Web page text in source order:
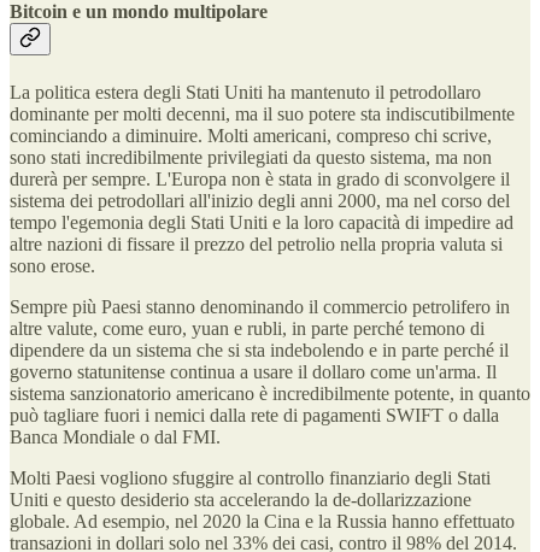
Bitcoin e un mondo multipolare
La politica estera degli Stati Uniti ha mantenuto il petrodollaro
dominante per molti decenni, ma il suo potere sta indiscutibilmente
cominciando a diminuire. Molti americani, compreso chi scrive,
sono stati incredibilmente privilegiati da questo sistema, ma non
durerà per sempre. L'Europa non è stata in grado di sconvolgere il
sistema dei petrodollari all'inizio degli anni 2000, ma nel corso del
tempo l'egemonia degli Stati Uniti e la loro capacità di impedire ad
altre nazioni di fissare il prezzo del petrolio nella propria valuta si
sono erose.
Sempre più Paesi stanno denominando il commercio petrolifero in
altre valute, come euro, yuan e rubli, in parte perché temono di
dipendere da un sistema che si sta indebolendo e in parte perché il
governo statunitense continua a usare il dollaro come un'arma. Il
sistema sanzionatorio americano è incredibilmente potente, in quanto
può tagliare fuori i nemici dalla rete di pagamenti SWIFT o dalla
Banca Mondiale o dal FMI.
Molti Paesi vogliono sfuggire al controllo finanziario degli Stati
Uniti e questo desiderio sta accelerando la de-dollarizzazione
globale. Ad esempio, nel 2020 la Cina e la Russia hanno effettuato
transazioni in dollari solo nel 33% dei casi, contro il 98% del 2014.